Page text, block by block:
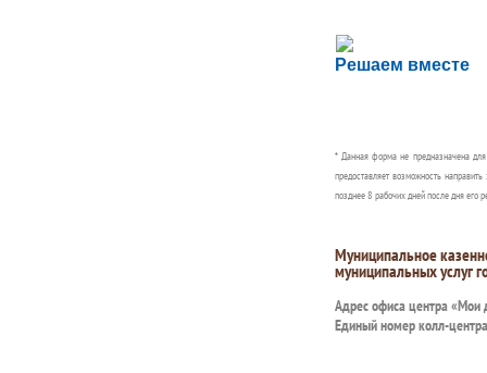
Решаем вместе
Сложности с
Сообщите об этом
* Данная форма не предназначена
предоставляет возможность
позднее 8 рабочих дней после дня его
Муниципальное
муниципальных услуг
Адрес офиса центра «Мои
Единый номер колл-